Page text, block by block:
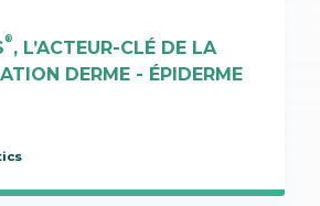
®, L’ACTEUR-CLÉ DE LA
DERME - ÉPIDERME